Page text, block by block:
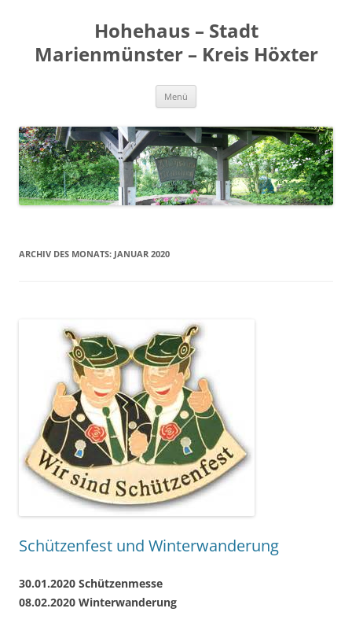
Hohehaus – Stadt
Marienmünster – Kreis Höxter
Menü
ARCHIV DES MONATS: JANUAR 2020
Schützenfest und Winterwanderung
30.01.2020 Schützenmesse
08.02.2020 Winterwanderung